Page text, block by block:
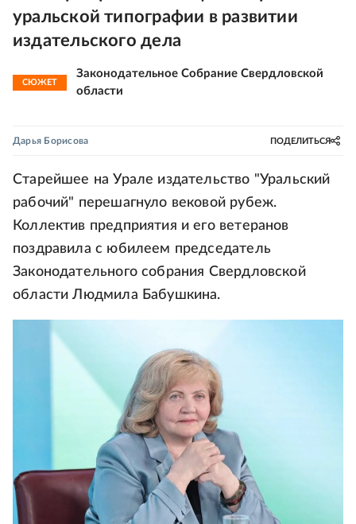
уральской типографии в развитии
издательского дела
СЮЖЕТ
Законодательное Собрание Свердловской
области
Дарья Борисова ПОДЕЛИТЬСЯ
Старейшее на Урале издательство "Уральский
рабочий" перешагнуло вековой рубеж.
Коллектив предприятия и его ветеранов
поздравила с юбилеем председатель
Законодательного собрания Свердловской
области Людмила Бабушкина.